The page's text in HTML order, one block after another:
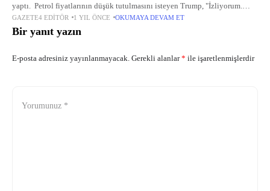
yaptı. Petrol fiyatlarının düşük tutulmasını isteyen Trump, "İzliyorum.
Düşmanın ekmeğine yağ sürüyorsunuz, yapmayın." ifadelerini kullandı.
Trump, diğer bir
GAZETE4 EDITÖR 1 YIL ÖNCE OKUMAYA DEVAM ET
Bir yanıt yazın
E-posta adresiniz yayınlanmayacak. Gerekli alanlar* ile işaretlenmişlerdir